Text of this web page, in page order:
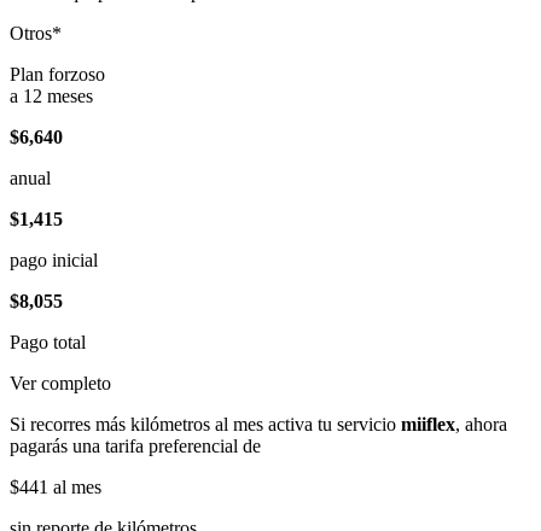
Otros*
Plan forzoso
a 12 meses
$6,640
anual
$1,415
pago inicial
$8,055
Pago total
Ver completo
Si recorres más kilómetros al mes activa tu servicio miiflex, ahora
pagarás una tarifa preferencial de
$441 al mes